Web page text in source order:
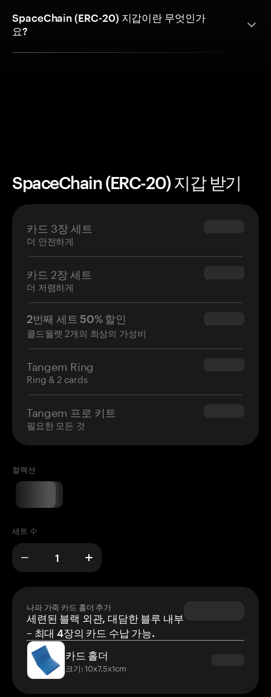
SpaceChain (ERC-20) 지갑이란 무엇인가
요?
SpaceChain (ERC-20) 지갑 받기
카드 3장 세트
더 안전하게
$69.90
카드 2장 세트
더 저렴하게
$54.90
2번째 세트 50% 할인
콜드월렛 2개의 최상의 가성비
$34.95
Tangem Ring
Ring & 2 cards
$160.00
Tangem 프로 키트
필요한 모든 것
$180.00
컬렉션
세트 수
나파 가죽 카드 홀더 추가
세련된 블랙 외관, 대담한 블루 내부
– 최대 4장의 카드 수납 가능.
카드 홀더
크기: 10x7.5x1cm